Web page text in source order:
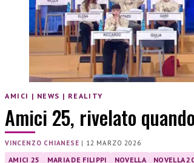
AMICI | NEWS | REALITY
Amici 25, rivelato
VINCENZO CHIANESE | 12 MARZO 2026
AMICI 25 MARIA DE FILIPPI NOVELLA NOVELLA